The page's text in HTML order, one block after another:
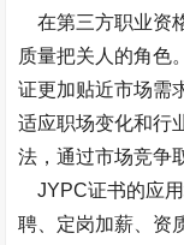
在第三方职业资
质量把关人的角色
证更加贴近市场需
适应职场变化和行
法，通过市场竞争
JYPC证书的应用
聘、定岗加薪、资